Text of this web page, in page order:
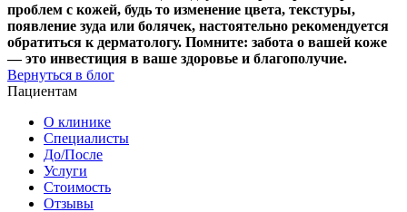
проблем с кожей, будь то изменение цвета, текстуры,
появление зуда или болячек, настоятельно рекомендуется
обратиться к дерматологу. Помните: забота о вашей коже
— это инвестиция в ваше здоровье и благополучие.
Вернуться в блог
Пациентам
О клинике
Специалисты
До/После
Услуги
Стоимость
Отзывы